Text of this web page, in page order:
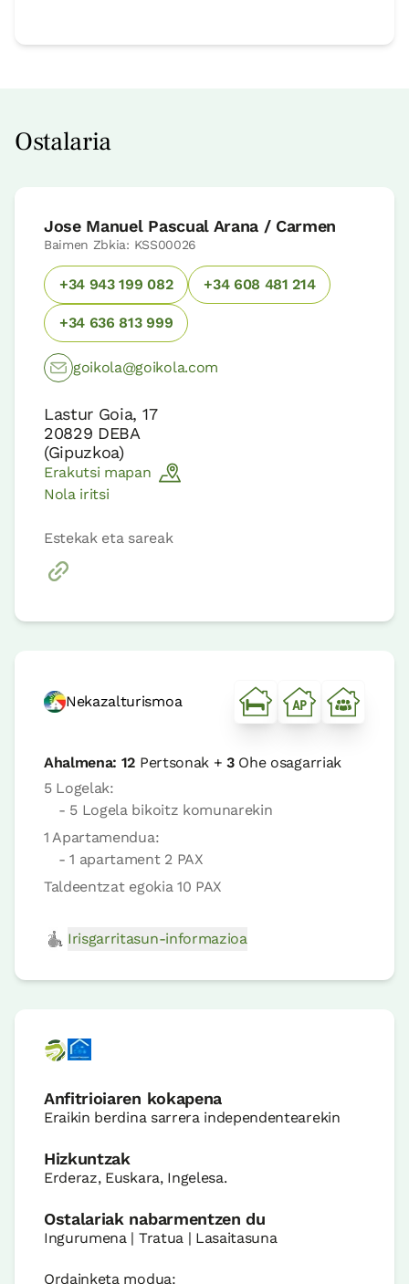
Ostalaria
Jose Manuel Pascual Arana / Carmen
Baimen Zbkia: KSS00026
+34 943 199 082 +34 608 481 214
+34 636 813 999
goikola@goikola.com
Lastur Goia, 17
20829 DEBA
(Gipuzkoa)
Erakutsi mapan
Nola iritsi
Estekak eta sareak
Nekazalturismoa
Ahalmena: 12 Pertsonak +3Ohe osagarriak
5 Logelak:
- 5 Logela bikoitz komunarekin
1 Apartamendua:
- 1 apartament 2 PAX
Taldeentzat egokia 10 PAX
Irisgarritasun-informazioa
Anfitrioiaren kokapena
Eraikin berdina sarrera independentearekin
Hizkuntzak
Erderaz, Euskara, Ingelesa.
Ostalariak nabarmentzen du
Ingurumena | Tratua | Lasaitasuna
Ordainketa modua: